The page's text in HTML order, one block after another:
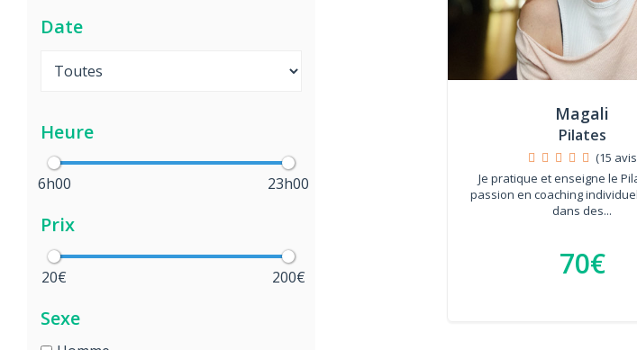
Date
Heure
6h00 23h00
Prix
20€ 200€
Sexe
Magali
Pilates
(15
Je pratique et enseigne le
passion en coaching
dans des...
70€